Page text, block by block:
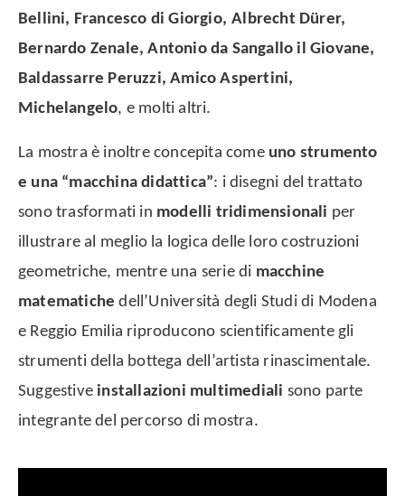
Bellini, Francesco di Giorgio, Albrecht Dürer,
Bernardo Zenale, Antonio da Sangallo il Giovane,
Baldassarre Peruzzi, Amico Aspertini,
Michelangelo, e molti altri.
La mostra è inoltre concepita come uno strumento
e una “macchina didattica”: i disegni del trattato
sono trasformati in modelli tridimensionali per
illustrare al meglio la logica delle loro costruzioni
geometriche, mentre una serie di macchine
matematiche dell’Università degli Studi di Modena
e Reggio Emilia riproducono scientificamente gli
strumenti della bottega dell’artista rinascimentale.
Suggestive installazioni multimediali sono parte
integrante del percorso di mostra.